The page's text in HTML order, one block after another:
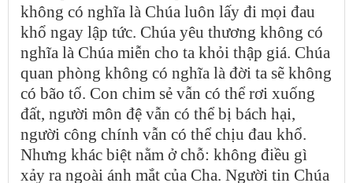
không có nghĩa là Chúa luôn lấy đi mọi đau
khổ ngay lập tức. Chúa yêu thương không có
nghĩa là Chúa miễn cho ta khỏi thập giá. Chúa
quan phòng không có nghĩa là đời ta sẽ không
có bão tố. Con chim sẻ vẫn có thể rơi xuống
đất, người môn đệ vẫn có thể bị bách hại,
người công chính vẫn có thể chịu đau khổ.
Nhưng khác biệt nằm ở chỗ: không điều gì
xảy ra ngoài ánh mắt của Cha. Người tin Chúa